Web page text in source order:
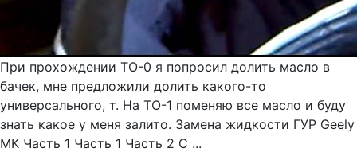
При прохождении ТО-0 я попросил долить масло в
бачек, мне предложили долить какого-то
универсального, т. На ТО-1 поменяю все масло и буду
знать какое у меня залито. Замена жидкости ГУР Geely
MK Часть 1 Часть 1 Часть 2 С ...